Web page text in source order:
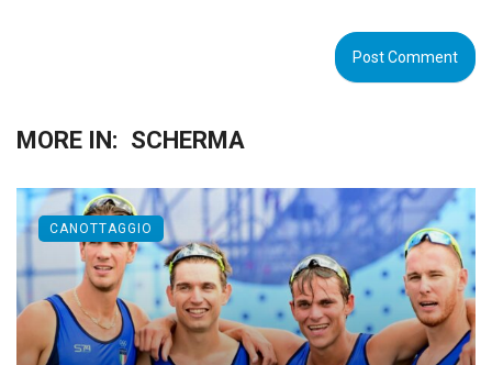
MORE IN: SCHERMA
CANOTTAGGIO